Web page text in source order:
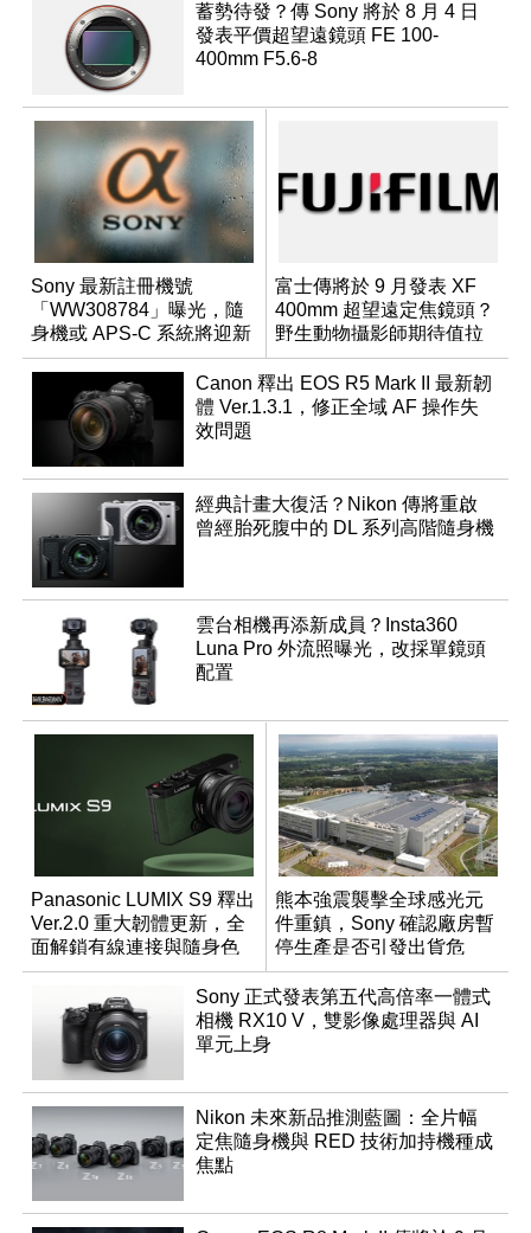
蓄勢待發？傳 Sony 將於 8 月 4 日
發表平價超望遠鏡頭 FE 100-
400mm F5.6-8
Sony 最新註冊機號
「WW308784」曝光，隨
身機或 APS-C 系統將迎新
成員？
富士傳將於 9 月發表 XF
400mm 超望遠定焦鏡頭？
野生動物攝影師期待值拉
滿
Canon 釋出 EOS R5 Mark II 最新韌
體 Ver.1.3.1，修正全域 AF 操作失
效問題
經典計畫大復活？Nikon 傳將重啟
曾經胎死腹中的 DL 系列高階隨身機
雲台相機再添新成員？Insta360
Luna Pro 外流照曝光，改採單鏡頭
配置
Panasonic LUMIX S9 釋出
Ver.2.0 重大韌體更新，全
面解鎖有線連接與隨身色
調編輯
熊本強震襲擊全球感光元
件重鎮，Sony 確認廠房暫
停生產是否引發出貨危
機？
Sony 正式發表第五代高倍率一體式
相機 RX10 V，雙影像處理器與 AI
單元上身
Nikon 未來新品推測藍圖：全片幅
定焦隨身機與 RED 技術加持機種成
焦點